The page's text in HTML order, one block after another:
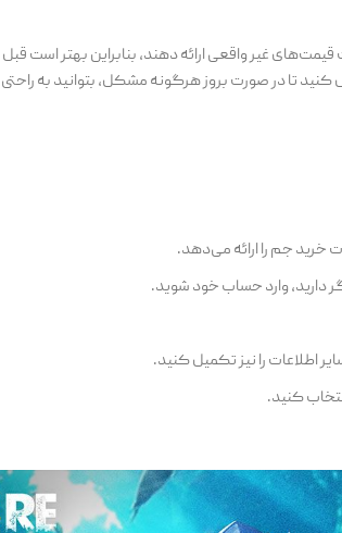
غیر واقعی ارائه دهند، بنابراین بهتر است قبل
تا در صورت بروز هرگونه مشکل، بتوانید به
خرید جم را ارائه می‌دهد.
دارید، وارد حساب خود شوید.
اطلاعات را نیز تکمیل کنید.
کنید.